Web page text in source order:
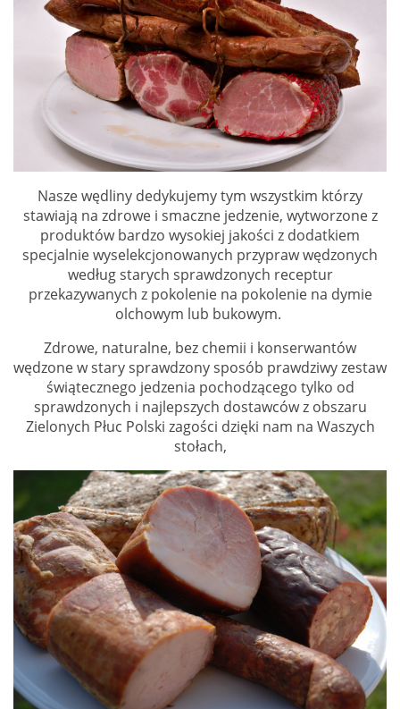
Nasze wędliny dedykujemy tym wszystkim którzy
stawiają na zdrowe i smaczne jedzenie, wytworzone z
produktów bardzo wysokiej jakości z dodatkiem
specjalnie wyselekcjonowanych przypraw wędzonych
według starych sprawdzonych receptur
przekazywanych z pokolenie na pokolenie na dymie
olchowym lub bukowym.
Zdrowe, naturalne, bez chemii i konserwantów
wędzone w stary sprawdzony sposób prawdziwy zestaw
świątecznego jedzenia pochodzącego tylko od
sprawdzonych i najlepszych dostawców z obszaru
Zielonych Płuc Polski zagości dzięki nam na Waszych
stołach,